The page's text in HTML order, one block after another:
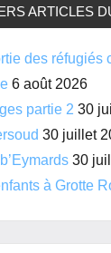
ARTICLES
des réfugiés
6 août 2026
partie 2 30
30 juillet
30
à Grotte